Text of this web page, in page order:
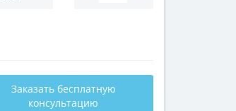
Заказать бесплатную
консультацию